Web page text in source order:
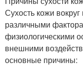
Сухость кожи
различными
физиологическими
внешними
основные причины: